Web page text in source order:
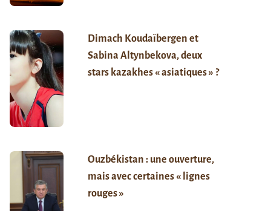
Dimach Koudaïbergen et
Sabina Altynbekova, deux
stars kazakhes « asiatiques » ?
Ouzbékistan : une ouverture,
mais avec certaines « lignes
rouges »